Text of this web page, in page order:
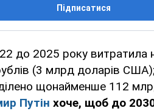
Підписатися
до 2025 року витратила
(3 млрд доларів
щонайменше 112
Путін хоче, щоб до